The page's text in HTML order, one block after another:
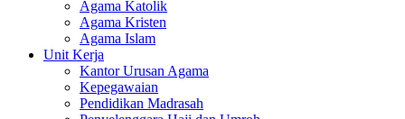
Agama Katolik
Agama Kristen
Agama Islam
Unit Kerja
Kantor Urusan Agama
Kepegawaian
Pendidikan Madrasah